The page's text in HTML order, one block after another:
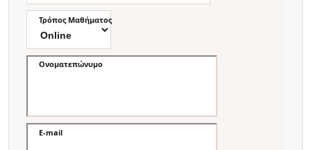
Τρόπος Μαθήματος
Ονοματεπώνυμο
E-mail